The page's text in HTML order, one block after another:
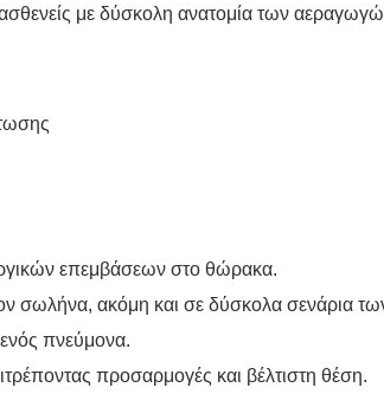
ασθενείς με δύσκολη ανατομία των
επεμβάσεων στο θώρακα.
σωλήνα, ακόμη και σε δύσκολα σενάρια
πνεύμονα.
προσαρμογές και βέλτιστη θέση.